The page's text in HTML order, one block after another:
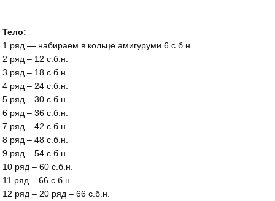
Тело:
1 ряд — набираем в кольце амигуруми 6 с.б.н.
2 ряд – 12 с.б.н.
3 ряд – 18 с.б.н.
4 ряд – 24 с.б.н.
5 ряд – 30 с.б.н.
6 ряд – 36 с.б.н.
7 ряд – 42 с.б.н.
8 ряд – 48 с.б.н.
9 ряд – 54 с.б.н.
10 ряд – 60 с.б.н.
11 ряд – 66 с.б.н.
12 ряд – 20 ряд – 66 с.б.н.